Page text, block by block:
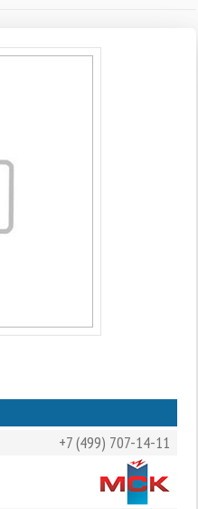
+7 (499) 707-14-11